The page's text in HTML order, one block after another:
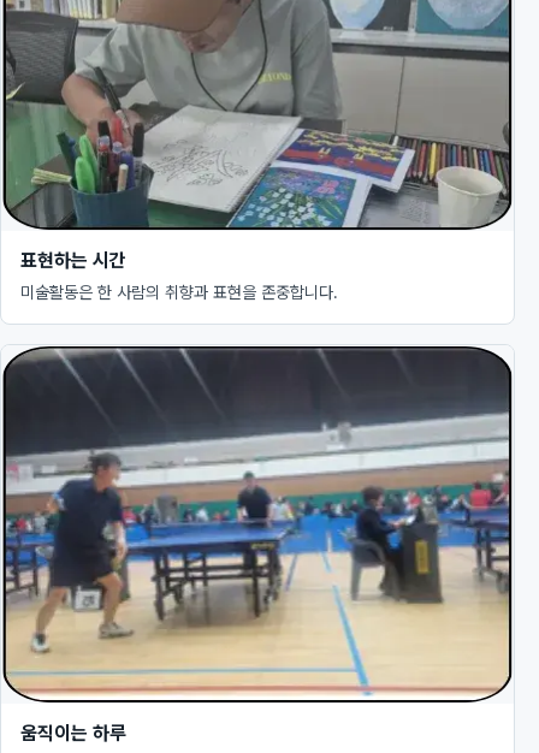
표현하는 시간
미술활동은 한 사람의 취향과 표현을 존중합니다.
움직이는 하루